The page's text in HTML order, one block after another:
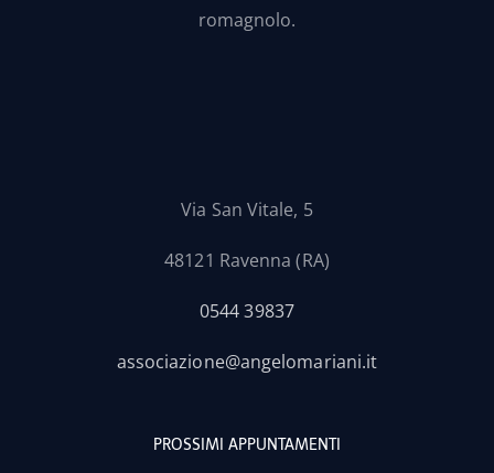
romagnolo.
Via San Vitale, 5
48121 Ravenna (RA)
0544 39837
associazione@angelomariani.it
PROSSIMI APPUNTAMENTI